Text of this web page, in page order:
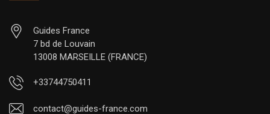
Guides France
7 bd de Louvain
13008 MARSEILLE (FRANCE)
+33744750411
contact@guides-france.com